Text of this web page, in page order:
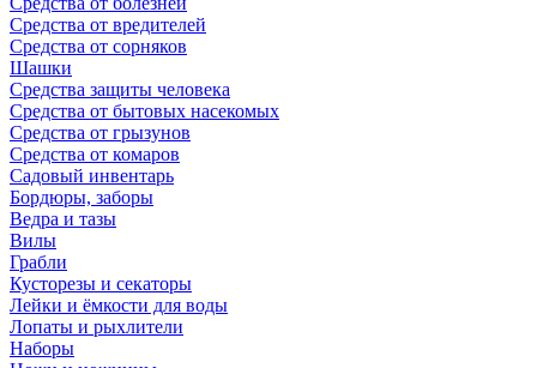
Средства от вредителей
Средства от сорняков
Шашки
Средства защиты человека
Средства от бытовых насекомых
Средства от грызунов
Средства от комаров
Садовый инвентарь
Бордюры, заборы
Ведра и тазы
Вилы
Грабли
Кусторезы и секаторы
Лейки и ёмкости для воды
Лопаты и рыхлители
Наборы